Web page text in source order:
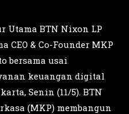
Utama BTN Nixon LP
CEO & Co-Founder MKP
bersama usai
keuangan digital
Senin (11/5). BTN
(MKP) membangun